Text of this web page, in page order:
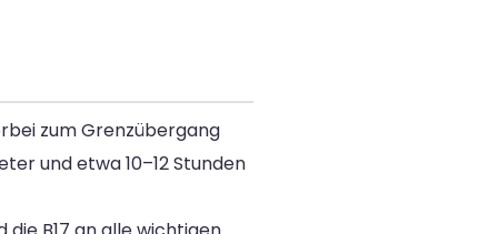
zum Grenzübergang
und etwa 10–12 Stunden